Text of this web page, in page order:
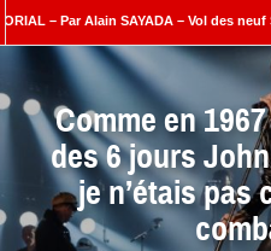
– Par Alain SAYADA – Vol des neuf
Benjamin Netanyahou à
Comme en
des 6 jours
je n’étais pas